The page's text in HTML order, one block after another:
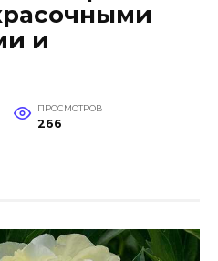
и
ПРОСМОТРОВ
266